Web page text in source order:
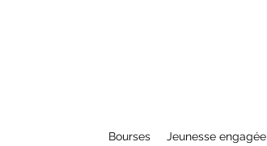
Bourses Jeunesse engagée